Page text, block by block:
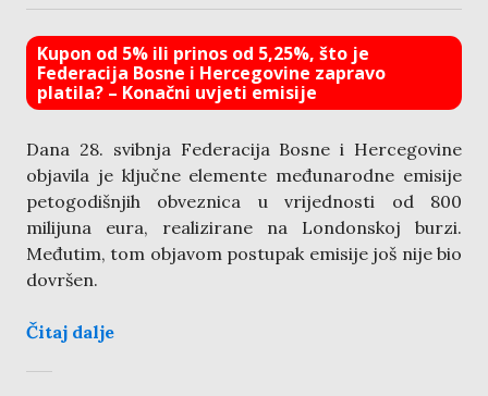
Kupon od 5% ili prinos od 5,25%, što je
Federacija Bosne i Hercegovine zapravo
platila? – Konačni uvjeti emisije
Dana 28. svibnja Federacija Bosne i Hercegovine
objavila je ključne elemente međunarodne emisije
petogodišnjih obveznica u vrijednosti od 800
milijuna eura, realizirane na Londonskoj burzi.
Međutim, tom objavom postupak emisije još nije bio
dovršen.
Čitaj dalje